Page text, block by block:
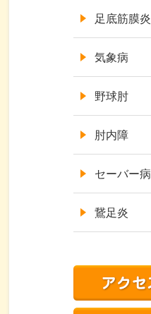
足底筋膜炎
気象病
野球肘
肘内障
セーバー病
鵞足炎